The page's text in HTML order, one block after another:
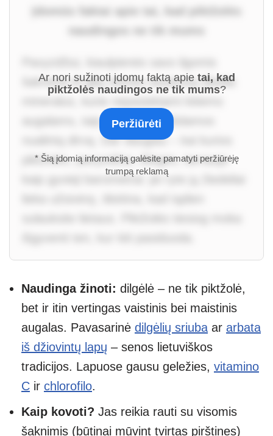
Įdomūs faktai apie tai, kad piktžolės
naudingos ne tik mums
šaknimis iš gilių žemės sluoksnių iškelia
augalams, taip natūraliai tręšdamos
nualintą dirvą. Dar daugiau – kai kurios
piktžolės, pavyzdžiui, žliūgės, tarnauja
kaip gyvieji barometrai: jei ryte jų žiedeliai
Ar nori sužinoti įdomų faktą apie tai, kad
piktžolės naudingos ne tik mums?
Peržiūrėti
* Šią įdomią informaciją galėsite pamatyti peržiūrėję
trumpą reklamą
Naudinga žinoti: dilgėlė – ne tik piktžolė,
bet ir itin vertingas vaistinis bei maistinis
augalas. Pavasarinė dilgėlių sriuba ar arbata
iš džiovintų lapų – senos lietuviškos
tradicijos. Lapuose gausu geležies, vitamino
C ir chlorofilo.
Kaip kovoti? Jas reikia rauti su visomis
šaknimis (būtinai mūvint tvirtas pirštines)